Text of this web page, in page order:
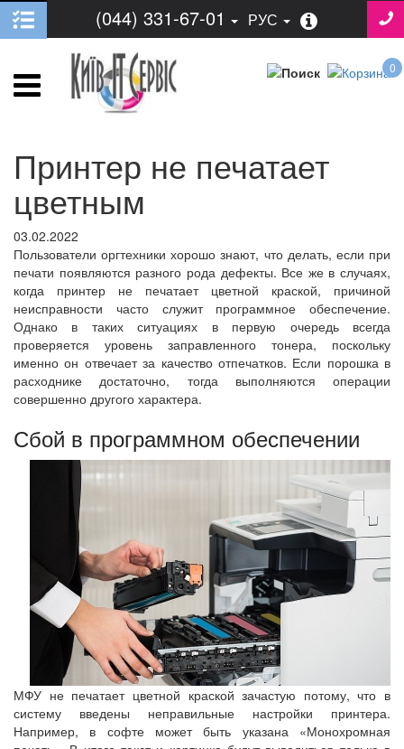
(044) 331-67-01 РУС
0
Принтер не печатает
цветным
03.02.2022
Пользователи оргтехники хорошо знают, что делать, если при
печати появляются разного рода дефекты. Все же в случаях,
когда принтер не печатает цветной краской, причиной
неисправности часто служит программное обеспечение.
Однако в таких ситуациях в первую очередь всегда
проверяется уровень заправленного тонера, поскольку
именно он отвечает за качество отпечатков. Если порошка в
расходнике достаточно, тогда выполняются операции
совершенно другого характера.
Сбой в программном обеспечении
МФУ не печатает цветной краской зачастую потому, что в
систему введены неправильные настройки принтера.
Например, в софте может быть указана «Монохромная